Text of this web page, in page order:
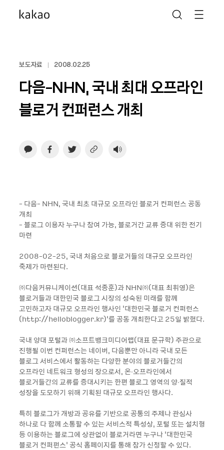
보도자료 2008.02.25
다음-NHN, 국내 최대 오프라인
블로거 컨퍼런스 개최
- 다음- NHN, 국내 최초 대규모 오프라인 블로거 컨퍼런스 공동
개최
- 블로그 이용자 누구나 참여 가능, 블로거간 교류 증대 위한 전기
마련
2008-02-25, 국내 처음으로 블로거들의 대규모 오프라인
축제가 마련된다.
㈜다음커뮤니케이션(대표 석종훈)과 NHN㈜(대표 최휘영)은
블로거들과 대한민국 블로그 시장의 성숙된 미래를 함께
고민하고자 대규모 오프라인 행사인 ‘대한민국 블로거 컨퍼런스
(http://helloblogger.kr)’를 공동 개최한다고 25일 밝혔다.
국내 양대 포털과 ㈜소프트뱅크미디어랩(대표 문규학) 주관으로
진행될 이번 컨퍼런스는 네이버, 다음뿐만 아니라 국내 모든
블로그 서비스에서 활동하는 다양한 분야의 블로거들간의
오프라인 네트워크 형성의 장으로서, 온∙오프라인에서
블로거들간의 교류를 증대시키는 한편 블로그 영역의 양∙질적
성장을 도모하기 위해 기획된 대규모 오프라인 행사다.
특히 블로그가 개방과 공유를 기반으로 공통의 주제나 관심사
하나로 다 함께 소통할 수 있는 서비스적 특성상, 포털 또는 설치형
등 이용하는 블로그에 상관없이 블로거라면 누구나 ‘대한민국
블로거 컨퍼펀스’ 공식 홈페이지를 통해 참가 신청할 수 있다.